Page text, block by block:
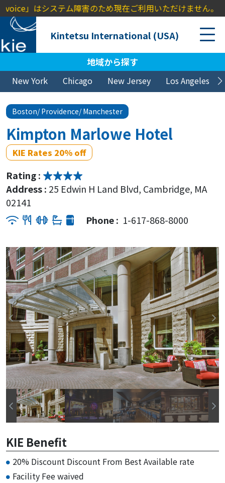
システム障害のため現在ご利用いただけません。ご不便を
Kintetsu International (USA)
地域から探す
New York Chicago New Jersey Los Angeles
Boston/ Providence/ Manchester
Kimpton Marlowe Hotel
KIE Rates 20% off
Rating :
Address : 25 Edwin H Land Blvd, Cambridge, MA
02141
Phone : 1-617-868-8000
KIE Benefit
20% Discount Discount From Best Available rate
Facility Fee waived